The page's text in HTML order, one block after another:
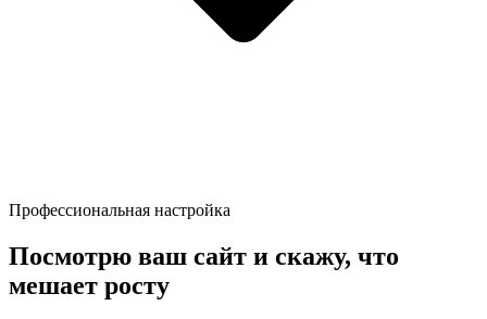
Профессиональная настройка
Посмотрю ваш сайт и скажу, что
мешает росту